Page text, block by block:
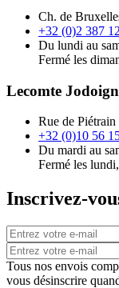
Ch. de
+32 (0)2 387
Du lundi au
Fermé les
Lecomte
Rue de
+32 (0)10 56
Du mardi au
Fermé les
Inscrivez-
Tous nos envois
vous désinscrire